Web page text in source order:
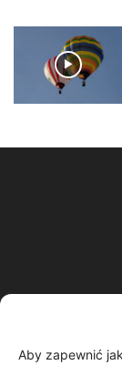
Aby zapewnić